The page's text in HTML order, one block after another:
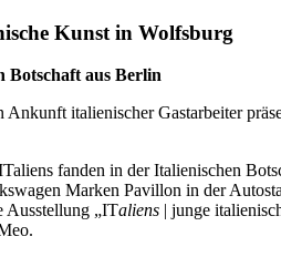
Kunst in Wolfsburg
Botschaft aus Berlin
Ankunft italienischer Gastarbeiter
fanden in der Italienischen
Marken Pavillon in der
Ausstellung „ITaliens | junge